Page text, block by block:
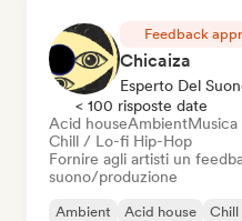
Feedback
Chicaiza
Esperto Del
< 100 risposte date
Acid houseAmbientMusica
Chill / Lo-fi Hip-Hop
Fornire agli artisti un
suono/produzione
Ambient Acid house